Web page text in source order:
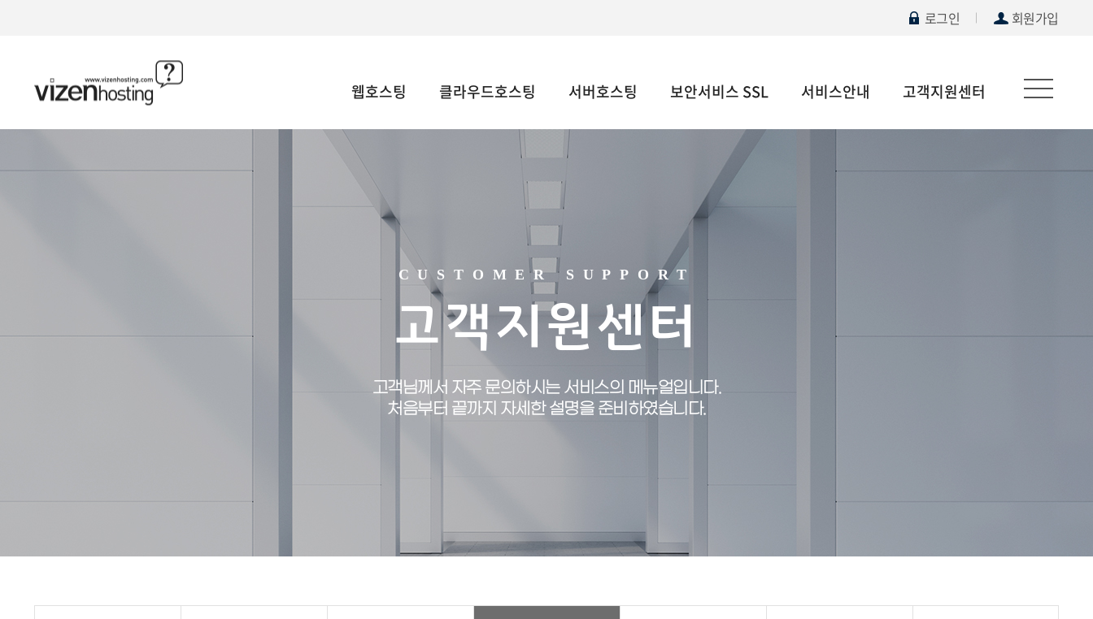
로그인 회원가입
웹호스팅 클라우드호스팅 서버호스팅 보안서비스 SSL 서비스안내 고객지원센터
CUSTOMER SUPPORT
고객지원센터
고객님께서 자주 문의하시는 서비스의 메뉴얼입니다.
처음부터 끝까지 자세한 설명을 준비하였습니다.